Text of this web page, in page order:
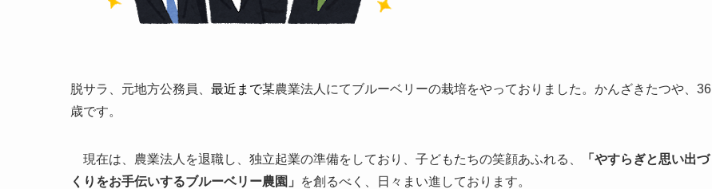
脱サラ、元地方公務員、 最近まで某農業法人にてブルーベリーの栽培をやっておりました。かんざきたつや、36
歳です。
現在は、農業法人を退職し、独立起業の準備をしており、子どもたちの笑顔あふれる、
「やすらぎと思い出づ
くりをお手伝いするブルーベリー農園」
を創るべく、日々まい進しております。